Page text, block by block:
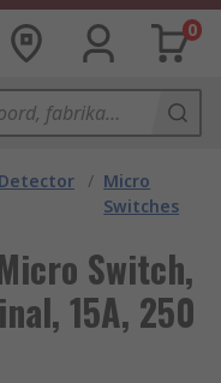
0
/ Micro
Switches
Switch,
15A, 250